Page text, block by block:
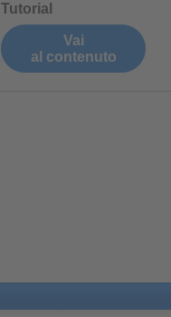
Tutorial
Vai
al contenuto